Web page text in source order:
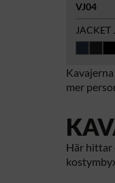
VJ04
JACKET
mer
Här hittar